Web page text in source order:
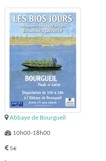
Abbaye de Bourgueil
10h00-18h00
5€